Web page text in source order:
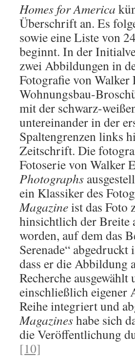
Homes for America
Überschrift an. Es
sowie eine Liste von
beginnt. In der
zwei Abbildungen in
Fotografie von Walker
Wohnungsbau-
mit der schwarz-
untereinander in der
Spaltengrenzen links
Zeitschrift. Die
Fotoserie von Walker
Photographs
ein Klassiker des
Magazineist das Foto
hinsichtlich der Breite
worden, auf dem das
Serenade“
dass er die Abbildung
Recherche
einschließlich eigener
Reihe integriert und
Magazineshabe sich
die Veröffentlichung
[10]